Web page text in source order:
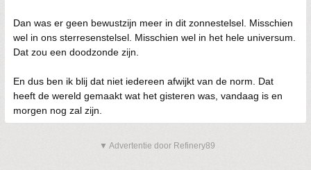
Dan was er geen bewustzijn meer in dit zonnestelsel. Misschien
wel in ons sterresenstelsel. Misschien wel in het hele universum.
Dat zou een doodzonde zijn.
En dus ben ik blij dat niet iedereen afwijkt van de norm. Dat
heeft de wereld gemaakt wat het gisteren was, vandaag is en
morgen nog zal zijn.
▼ Advertentie door Refinery89